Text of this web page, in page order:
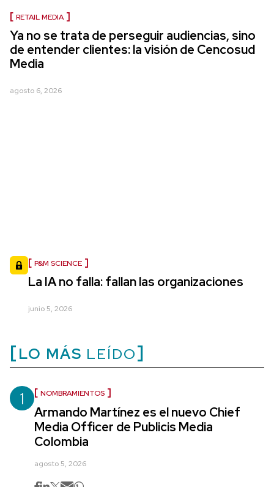
RETAIL MEDIA
Ya no se trata de perseguir audiencias, sino
de entender clientes: la visión de Cencosud
Media
agosto 6, 2026
P&M SCIENCE
La IA no falla: fallan las organizaciones
junio 5, 2026
LO MÁS LEÍDO
1 NOMBRAMIENTOS
Armando Martínez es el nuevo Chief
Media Officer de Publicis Media
Colombia
agosto 5, 2026